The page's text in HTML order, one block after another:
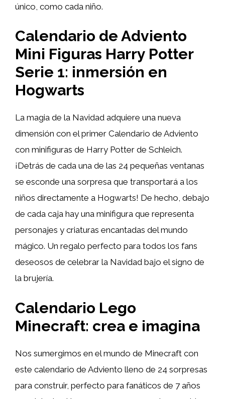
único, como cada niño.
Calendario de Adviento
Mini Figuras Harry Potter
Serie 1: inmersión en
Hogwarts
La magia de la Navidad adquiere una nueva
dimensión con el primer Calendario de Adviento
con minifiguras de Harry Potter de Schleich.
¡Detrás de cada una de las 24 pequeñas ventanas
se esconde una sorpresa que transportará a los
niños directamente a Hogwarts! De hecho, debajo
de cada caja hay una minifigura que representa
personajes y criaturas encantadas del mundo
mágico. Un regalo perfecto para todos los fans
deseosos de celebrar la Navidad bajo el signo de
la brujería.
Calendario Lego
Minecraft: crea e imagina
Nos sumergimos en el mundo de Minecraft con
este calendario de Adviento lleno de 24 sorpresas
para construir, perfecto para fanáticos de 7 años